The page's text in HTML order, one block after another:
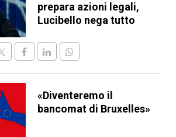
prepara azioni legali,
Lucibello nega tutto
«Diventeremo il
bancomat di Bruxelles»